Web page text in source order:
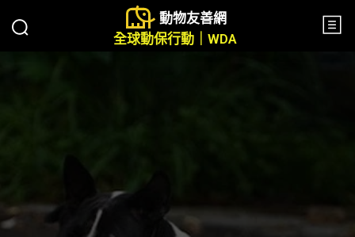
動物友善網
全球動保行動｜WDA